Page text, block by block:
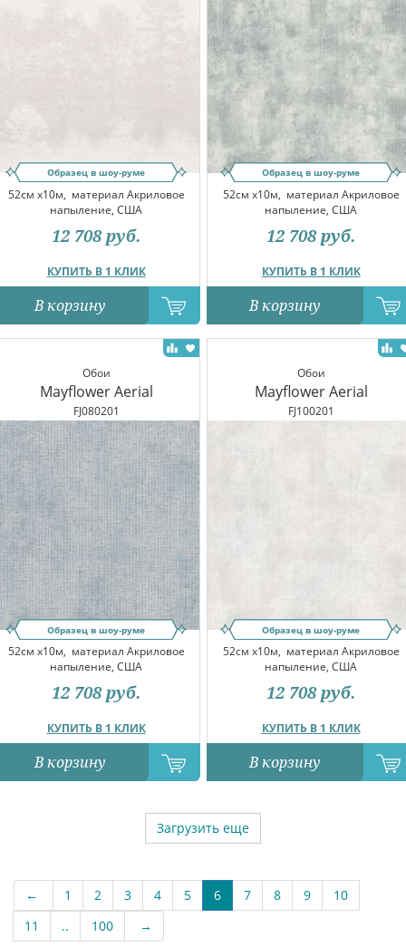
Образец в шоу-руме
52см x10м, материал Акриловое
напыление, США
КУПИТЬ В 1 КЛИК
12 708 руб.
В корзину
Образец в шоу-руме
52см x10м, материал Акриловое
напыление, США
КУПИТЬ В 1 КЛИК
12 708 руб.
В корзину
Обои
Mayflower Aerial
FJ080201
Образец в шоу-руме
52см x10м, материал Акриловое
напыление, США
КУПИТЬ В 1 КЛИК
12 708 руб.
В корзину
Обои
Mayflower Aerial
FJ100201
Образец в шоу-руме
52см x10м, материал Акриловое
напыление, США
КУПИТЬ В 1 КЛИК
12 708 руб.
В корзину
Загрузить еще
← 1 2 3 4 5 6 7 8 9
10
11
.. 100 →